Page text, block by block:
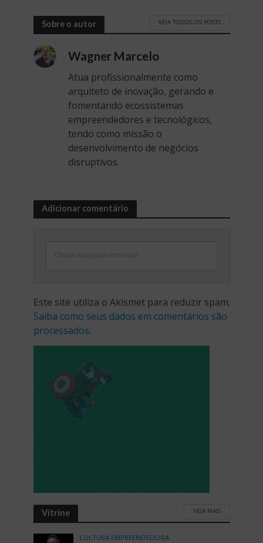
Sobre o autor VEJA TODOS OS POSTS
Wagner Marcelo
Atua profissionalmente como
arquiteto de inovação, gerando e
fomentando ecossistemas
empreendedores e tecnológicos,
tendo como missão o
desenvolvimento de negócios
disruptivos.
Adicionar comentário
Clique aqui para comentar
Este site utiliza o Akismet para reduzir spam.
Saiba como seus dados em comentários são
processados.
Vitrine VEJA MAIS
CULTURA EMPREENDEDORA